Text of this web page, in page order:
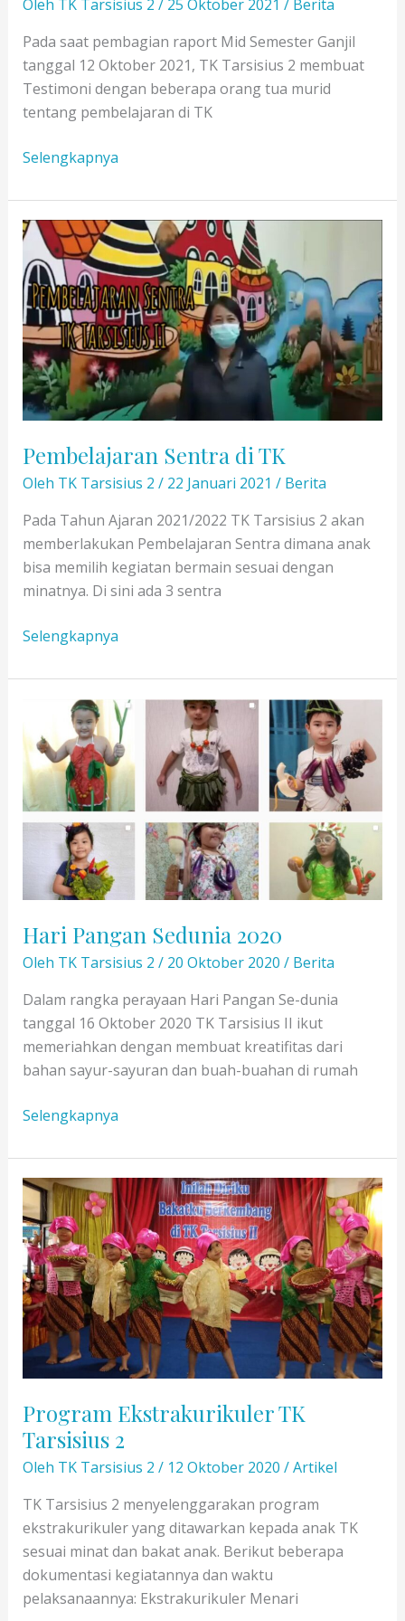
Oleh TK Tarsisius 2 / 25 Oktober 2021 / Berita
Pada saat pembagian raport Mid Semester Ganjil
tanggal 12 Oktober 2021, TK Tarsisius 2 membuat
Testimoni dengan beberapa orang tua murid
tentang pembelajaran di TK
Testimoni
Tua
Murid
Tarsisius
2
2021
Selengkapnya
Pembelajaran Sentra di TK
Oleh TK Tarsisius 2 / 22 Januari 2021 / Berita
Pada Tahun Ajaran 2021/2022 TK Tarsisius 2 akan
memberlakukan Pembelajaran Sentra dimana anak
bisa memilih kegiatan bermain sesuai dengan
minatnya. Di sini ada 3 sentra
Pembelajaran
di
Selengkapnya
Hari Pangan Sedunia 2020
Oleh TK Tarsisius 2 / 20 Oktober 2020 / Berita
Dalam rangka perayaan Hari Pangan Se-dunia
tanggal 16 Oktober 2020 TK Tarsisius II ikut
memeriahkan dengan membuat kreatifitas dari
bahan sayur-sayuran dan buah-buahan di rumah
Hari
Sedunia
2020
Selengkapnya
Program Ekstrakurikuler TK
Tarsisius 2
Oleh TK Tarsisius 2 / 12 Oktober 2020 /Artikel
TK Tarsisius 2 menyelenggarakan program
ekstrakurikuler yang ditawarkan kepada anak TK
sesuai minat dan bakat anak. Berikut beberapa
dokumentasi kegiatannya dan waktu
pelaksanaannya: Ekstrakurikuler Menari